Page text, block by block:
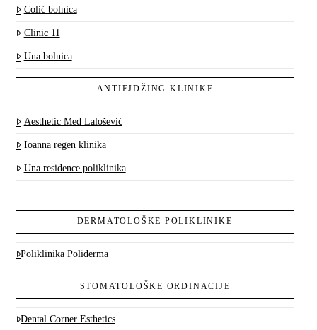
Colić bolnica
Clinic 11
Una bolnica
ANTIEJDŽING KLINIKE
Aesthetic Med Lalošević
Ioanna regen klinika
Una residence poliklinika
DERMATOLOŠKE POLIKLINIKE
Poliklinika Poliderma
STOMATOLOŠKE ORDINACIJE
Dental Corner Esthetics